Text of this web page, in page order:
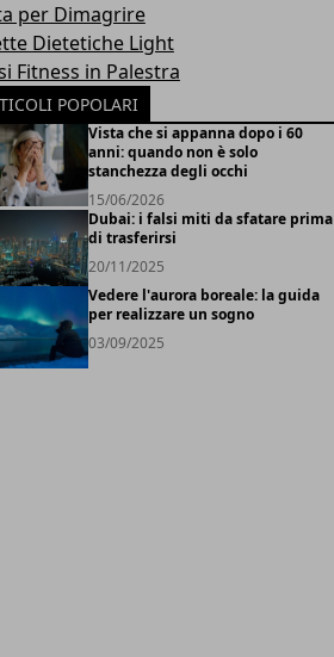
per Dimagrire
Dietetiche Light
Fitness in Palestra
POPOLARI
Vista che si appanna dopo i 60
anni: quando non è solo
stanchezza degli occhi
15/06/2026
Dubai: i falsi miti da sfatare prima
di trasferirsi
20/11/2025
Vedere l'aurora boreale: la guida
per realizzare un sogno
03/09/2025